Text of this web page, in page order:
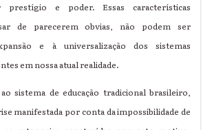
prestígio e poder. Essas características
de parecerem obvias, não podem ser
e à universalização dos sistemas
em nossa atual realidade.
sistema de educação tradicional brasileiro,
manifestada por conta da impossibilidade de